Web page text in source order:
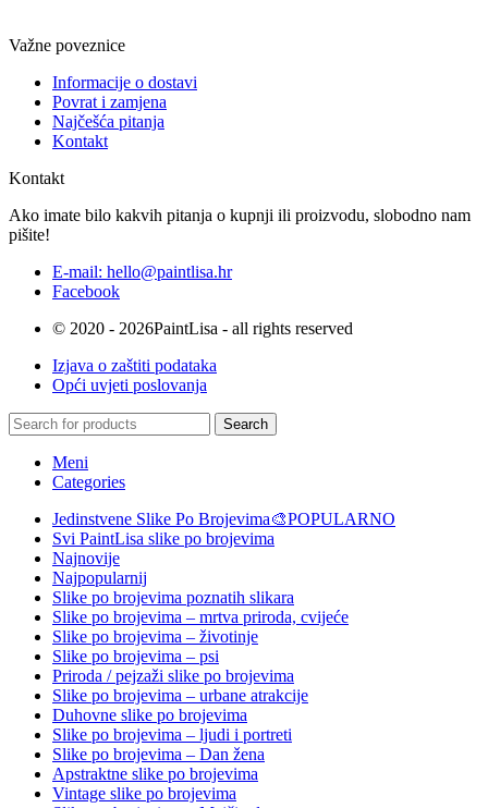
Važne poveznice
Informacije o dostavi
Povrat i zamjena
Najčešća pitanja
Kontakt
Kontakt
Ako imate bilo kakvih pitanja o kupnji ili proizvodu, slobodno nam
pišite!
E-mail: hello@paintlisa.hr
Facebook
© 2020 - 2026PaintLisa - all rights reserved
Izjava o zaštiti podataka
Opći uvjeti poslovanja
Search
Meni
Categories
Jedinstvene Slike Po Brojevima🎨POPULARNO
Svi PaintLisa slike po brojevima
Najnovije
Najpopularnij
Slike po brojevima poznatih slikara
Slike po brojevima – mrtva priroda, cvijeće
Slike po brojevima – životinje
Slike po brojevima – psi
Priroda / pejzaži slike po brojevima
Slike po brojevima – urbane atrakcije
Duhovne slike po brojevima
Slike po brojevima – ljudi i portreti
Slike po brojevima – Dan žena
Apstraktne slike po brojevima
Vintage slike po brojevima